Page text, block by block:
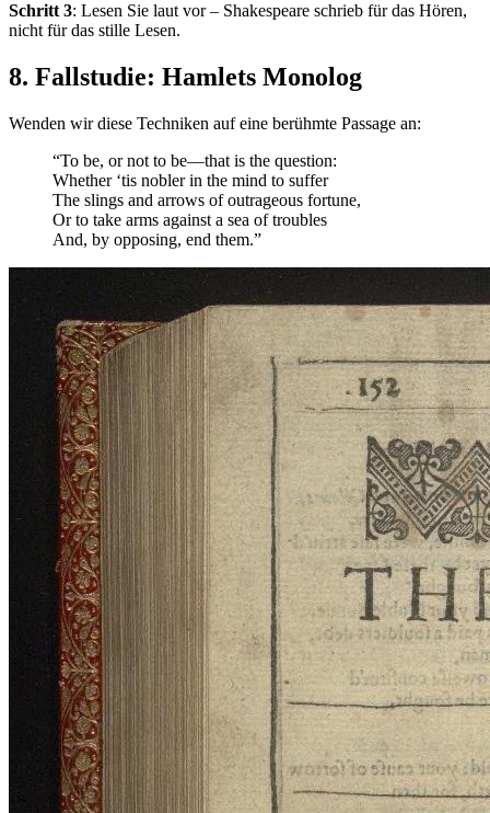
Schritt 3: Lesen Sie laut vor – Shakespeare schrieb für das Hören,
nicht für das stille Lesen.
8. Fallstudie: Hamlets Monolog
Wenden wir diese Techniken auf eine berühmte Passage an:
“To be, or not to be—that is the question:
Whether ‘tis nobler in the mind to suffer
The slings and arrows of outrageous fortune,
Or to take arms against a sea of troubles
And, by opposing, end them.”